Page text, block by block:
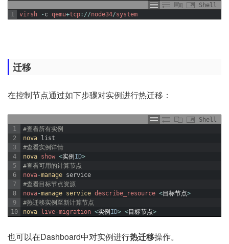
Shell
1
virsh - c qemu+tcp : //node34/system
迁移
在控制节点通过如下步骤对实例进行热迁移：
Shell
1
2
3
4
5
6
7
8
9
10
#查看所有实例
nova
list
#查看实例详情
nova show <实例 ID>
#查看可用的计算节点
nova-manage service
#查看目标节点资源
nova-manage service describe_resource <目标节点>
#热迁移实例至新计算节点
nova
live-migration <实例 ID> <目标节点>
也可以在Dashboard中对实例进行热迁移操作。